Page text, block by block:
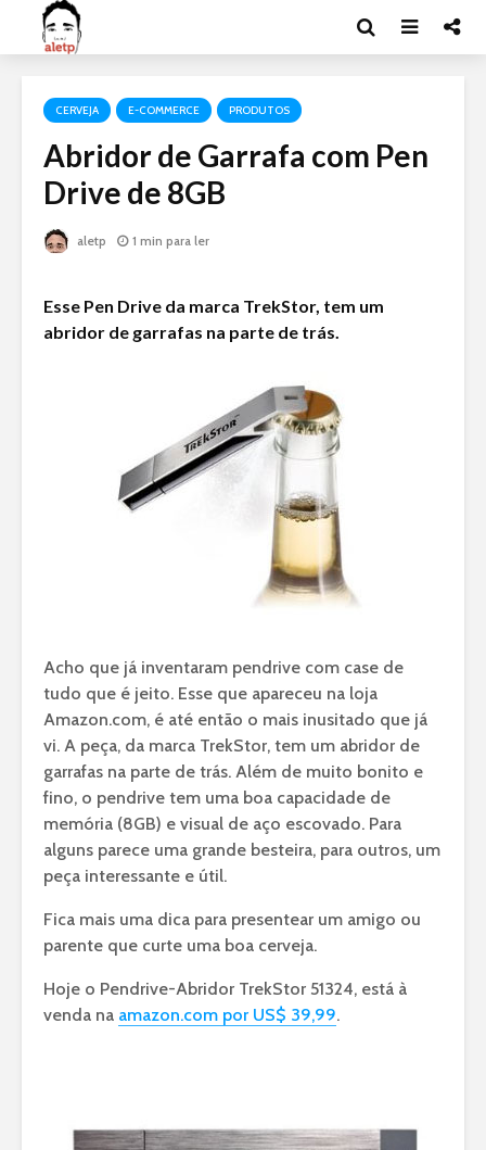
CERVEJA E-COMMERCE PRODUTOS
Abridor de Garrafa com Pen
Drive de 8GB
aletp 1 min para ler
Esse Pen Drive da marca TrekStor, tem um
abridor de garrafas na parte de trás.
Acho que já inventaram pendrive com case de
tudo que é jeito. Esse que apareceu na loja
Amazon.com, é até então o mais inusitado que já
vi. A peça, da marca TrekStor, tem um abridor de
garrafas na parte de trás. Além de muito bonito e
fino, o pendrive tem uma boa capacidade de
memória (8GB) e visual de aço escovado. Para
alguns parece uma grande besteira, para outros, um
peça interessante e útil.
Fica mais uma dica para presentear um amigo ou
parente que curte uma boa cerveja.
Hoje o Pendrive-Abridor TrekStor 51324, está à
venda na amazon.com por US$ 39,99.